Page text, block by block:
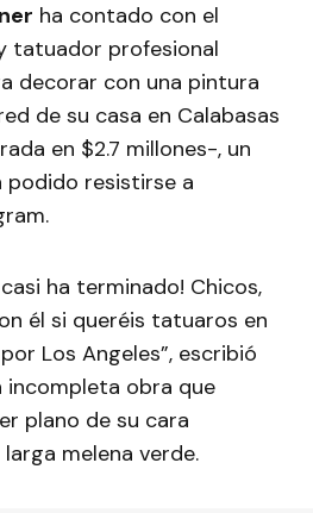
ha contado con el
tatuador profesional
decorar con una pintura
de su casa en Calabasas
en $2.7 millones-, un
podido resistirse a
ha terminado! Chicos,
él si queréis tatuaros en
Los Angeles”, escribió
obra que
plano de su cara
melena verde.